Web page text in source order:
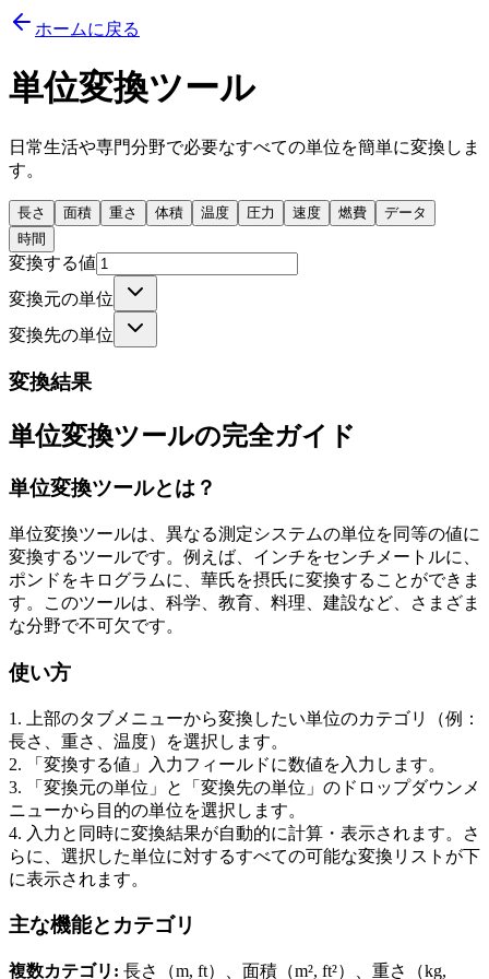
ホームに戻る
単位変換ツール
日常生活や専門分野で必要なすべての単位を簡単に変換しま
す。
長さ 面積 重さ 体積 温度 圧力 速度 燃費
データ
時間
変換する値
変換元の単位
変換先の単位
変換結果
単位変換ツールの完全ガイド
単位変換ツールとは？
単位変換ツールは、異なる測定システムの単位を同等の値に
変換するツールです。例えば、インチをセンチメートルに、
ポンドをキログラムに、華氏を摂氏に変換することができま
す。このツールは、科学、教育、料理、建設など、さまざま
な分野で不可欠です。
使い方
1. 上部のタブメニューから変換したい単位のカテゴリ（例：
長さ、重さ、温度）を選択します。
2. 「変換する値」入力フィールドに数値を入力します。
3. 「変換元の単位」と「変換先の単位」のドロップダウンメ
ニューから目的の単位を選択します。
4. 入力と同時に変換結果が自動的に計算・表示されます。さ
らに、選択した単位に対するすべての可能な変換リストが下
に表示されます。
主な機能とカテゴリ
複数カテゴリ: 長さ（m, ft）、面積（m², ft²）、重さ（kg,